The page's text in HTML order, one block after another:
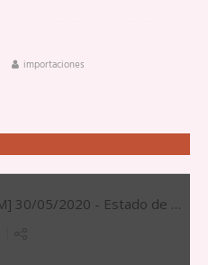
importaciones